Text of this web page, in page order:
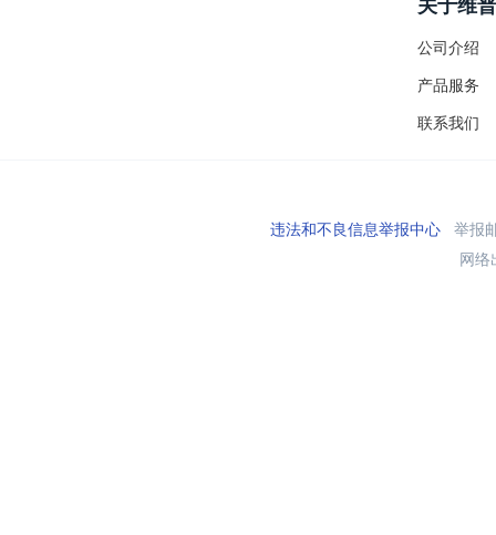
公司介绍
产品服务
联系我们
违法和不良信息举报中心举报
网